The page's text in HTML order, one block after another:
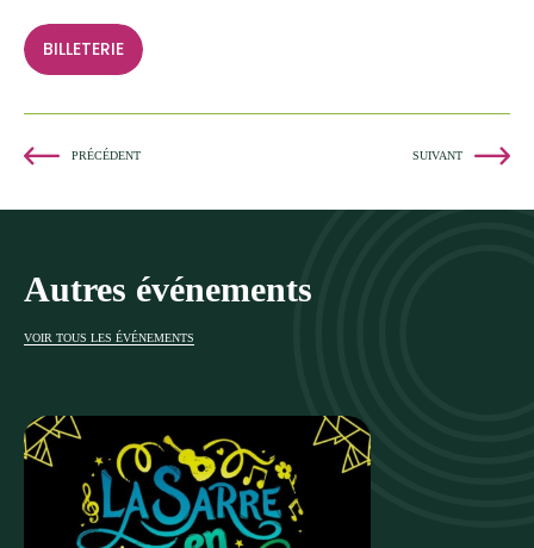
BILLETERIE
PRÉCÉDENT SUIVANT
Autres événements
VOIR TOUS LES ÉVÉNEMENTS